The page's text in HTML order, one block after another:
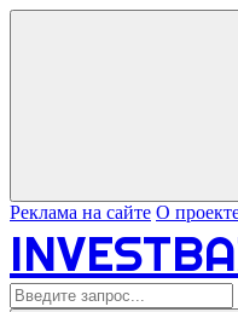
Реклама на сайте О